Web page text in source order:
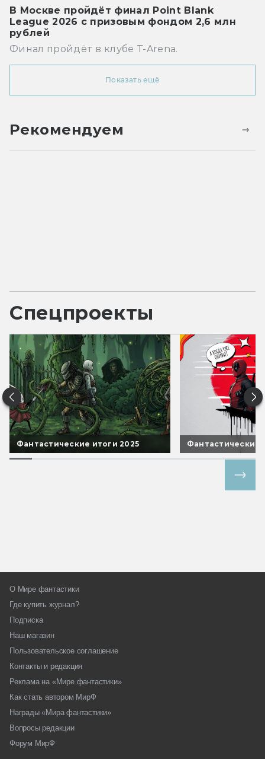
В Москве пройдёт финал Point Blank
League 2026 с призовым фондом 2,6 млн
рублей
Финал пройдёт в клубе T-Arena.
Показать ещё
Рекомендуем
Спецпроекты
Фантастические итоги 2025 Фантастические
О Мире фантастики
Где купить журнал?
Подписка
Наш магазин
Пользовательское соглашение
Контакты и редакция
Реклама на «Мире фантастики»
Как стать автором МирФ
Награды «Мира фантастики»
Вопросы редакции
Форум МирФ